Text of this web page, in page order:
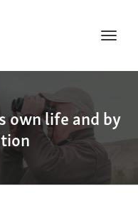
own life and by